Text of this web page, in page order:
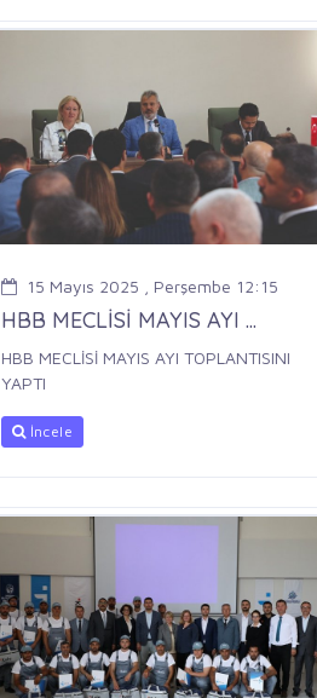
15 Mayıs 2025 , Perşembe 12:15
HBB MECLİSİ MAYIS AYI ...
HBB MECLİSİ MAYIS AYI TOPLANTISINI
YAPTI
İncele